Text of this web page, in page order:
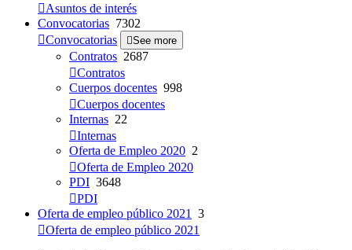
Asuntos de interés
Convocatorias 7302
Convocatorias
See more
Contratos 2687
Contratos
Cuerpos docentes 998
Cuerpos docentes
Internas 22
Internas
Oferta de Empleo 2020 2
Oferta de Empleo 2020
PDI 3648
PDI
Oferta de empleo público 2021
3
Oferta de empleo público 2021